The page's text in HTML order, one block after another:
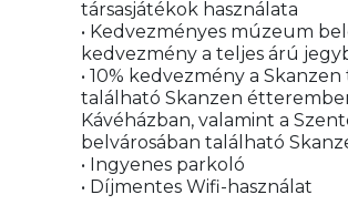
társasjátékok használata
• Kedvezményes múzeum
kedvezmény a teljes árú
• 10% kedvezmény a
található Skanzen
Kávéházban, valamint a
belvárosában található
• Ingyenes parkoló
• Díjmentes Wifi-használat